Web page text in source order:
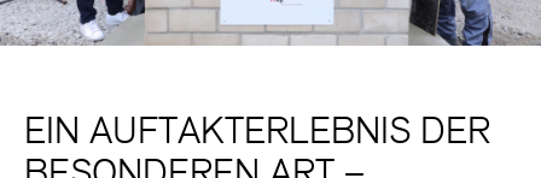
EIN AUFTAKTERLEBNIS DER